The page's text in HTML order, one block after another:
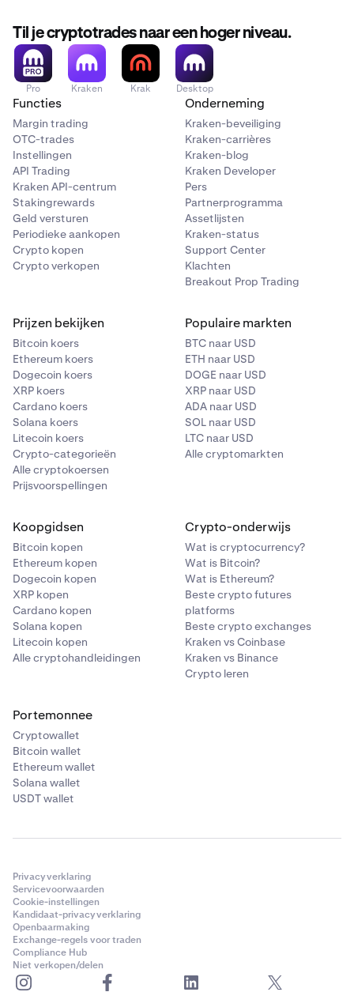
Til je cryptotrades naar een hoger niveau.
Pro Kraken Krak Desktop
Functies
Margin trading
OTC-trades
Instellingen
API Trading
Kraken API-centrum
Stakingrewards
Geld versturen
Periodieke aankopen
Crypto kopen
Crypto verkopen
Onderneming
Kraken-beveiliging
Kraken-carrières
Kraken-blog
Kraken Developer
Pers
Partnerprogramma
Assetlijsten
Kraken-status
Support Center
Klachten
Breakout Prop Trading
Prijzen bekijken
Bitcoin koers
Ethereum koers
Dogecoin koers
XRP koers
Cardano koers
Solana koers
Litecoin koers
Crypto-categorieën
Alle cryptokoersen
Prijsvoorspellingen
Populaire markten
BTC naar USD
ETH naar USD
DOGE naar USD
XRP naar USD
ADA naar USD
SOL naar USD
LTC naar USD
Alle cryptomarkten
Koopgidsen
Bitcoin kopen
Ethereum kopen
Dogecoin kopen
XRP kopen
Cardano kopen
Solana kopen
Litecoin kopen
Alle cryptohandleidingen
Crypto-onderwijs
Wat is cryptocurrency?
Wat is Bitcoin?
Wat is Ethereum?
Beste crypto futures
platforms
Beste crypto exchanges
Kraken vs Coinbase
Kraken vs Binance
Crypto leren
Portemonnee
Cryptowallet
Bitcoin wallet
Ethereum wallet
Solana wallet
USDT wallet
Privacyverklaring
Servicevoorwaarden
Cookie-instellingen
Kandidaat-privacyverklaring
Openbaarmaking
Exchange-regels voor traden
Compliance Hub
Niet verkopen/delen